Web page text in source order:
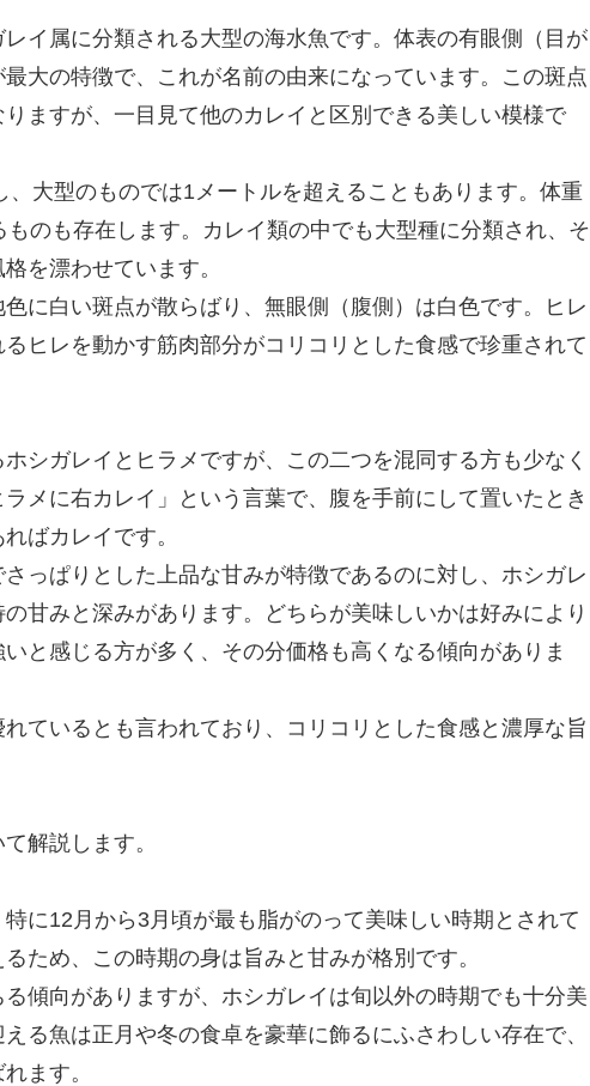
イ属に分類される大型の海水魚です。体表の有眼側（目が
大の特徴で、これが名前の由来になっています。この斑点
ますが、一目見て他のカレイと区別できる美しい模様で
大型のものでは1メートルを超えることもあります。体重
のも存在します。カレイ類の中でも大型種に分類され、そ
を漂わせています。
に白い斑点が散らばり、無眼側（腹側）は白色です。ヒレ
ヒレを動かす筋肉部分がコリコリとした食感で珍重されて
シガレイとヒラメですが、この二つを混同する方も少なく
メに右カレイ」という言葉で、腹を手前にして置いたとき
ばカレイです。
っぱりとした上品な甘みが特徴であるのに対し、ホシガレ
甘みと深みがあります。どちらが美味しいかは好みにより
と感じる方が多く、その分価格も高くなる傾向がありま
ているとも言われており、コリコリとした食感と濃厚な旨
解説します。
に12月から3月頃が最も脂がのって美味しい時期とされて
ため、この時期の身は旨みと甘みが格別です。
傾向がありますが、ホシガレイは旬以外の時期でも十分美
る魚は正月や冬の食卓を豪華に飾るにふさわしい存在で、
ます。